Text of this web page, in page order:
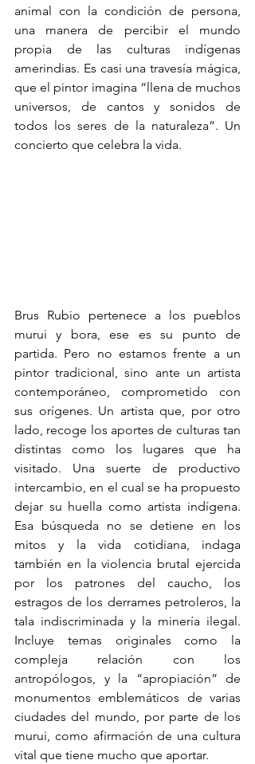
animal con la condición de persona,
una manera de percibir el mundo
propia de las culturas indígenas
amerindias. Es casi una travesía mágica,
que el pintor imagina “llena de muchos
universos, de cantos y sonidos de
todos los seres de la naturaleza”. Un
concierto que celebra la vida.
Brus Rubio pertenece a los pueblos
murui y bora, ese es su punto de
partida. Pero no estamos frente a un
pintor tradicional, sino ante un artista
contemporáneo, comprometido con
sus orígenes. Un artista que, por otro
lado, recoge los aportes de culturas tan
distintas como los lugares que ha
visitado. Una suerte de productivo
intercambio, en el cual se ha propuesto
dejar su huella como artista indígena.
Esa búsqueda no se detiene en los
mitos y la vida cotidiana, indaga
también en la violencia brutal ejercida
por los patrones del caucho, los
estragos de los derrames petroleros, la
tala indiscriminada y la minería ilegal.
Incluye temas originales como la
compleja relación con los
antropólogos, y la “apropiación” de
monumentos emblemáticos de varias
ciudades del mundo, por parte de los
murui, como afirmación de una cultura
vital que tiene mucho que aportar.